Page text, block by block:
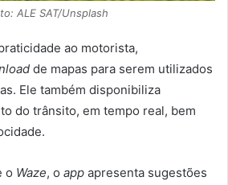
ALE SAT/Unsplash
ao motorista,
de mapas para serem utilizados
Ele também disponibiliza
do trânsito, em tempo real, bem
o Waze, o app apresenta sugestões